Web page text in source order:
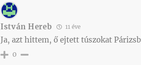
István Hereb 11 éve
Ja, azt hittem, ő ejtett túszokat
0